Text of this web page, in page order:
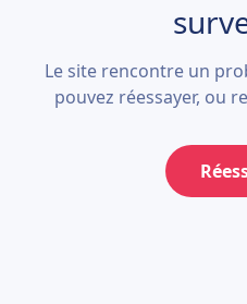
Le site rencontre un
pouvez réessayer, ou